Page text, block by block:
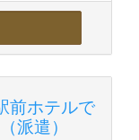
前ホテルで
派遣）